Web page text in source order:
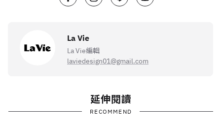
La Vie
La Vie編輯
laviedesign01@gmail.com
延伸閱讀
RECOMMEND